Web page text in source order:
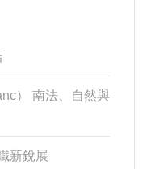
） 南法、自然與
新銳展